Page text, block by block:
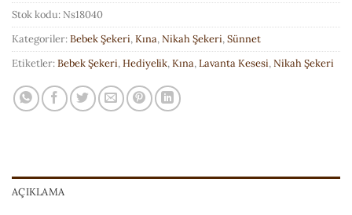
Stok kodu: Ns18040
Kategoriler:Bebek Şekeri,Kına,Nikah Şekeri,Sünnet
Etiketler:Bebek Şekeri,Hediyelik,Kına,Lavanta Kesesi,Nikah Şekeri
AÇIKLAMA